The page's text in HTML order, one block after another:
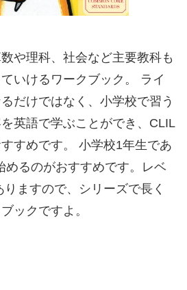
や理科、社会など主要教科も
いけるワークブック。 ライ
だけではなく、小学校で習う
英語で学ぶことができ、CLIL
すめです。 小学校1年生であ
めるのがおすすめです。レベ
りますので、シリーズで長く
ックですよ。